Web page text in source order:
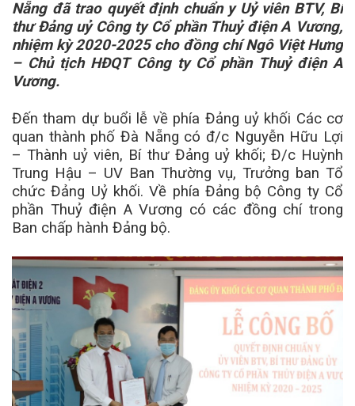
Nẵng đã trao quyết định chuẩn y Uỷ viên BTV, Bí
thư Đảng uỷ Công ty Cổ phần Thuỷ điện A Vương,
nhiệm kỳ 2020-2025 cho đồng chí Ngô Việt Hưng
– Chủ tịch HĐQT Công ty Cổ phần Thuỷ điện A
Vương.
Đến tham dự buổi lễ về phía Đảng uỷ khối Các cơ
quan thành phố Đà Nẵng có đ/c Nguyễn Hữu Lợi
– Thành uỷ viên, Bí thư Đảng uỷ khối; Đ/c Huỳnh
Trung Hậu – UV Ban Thường vụ, Trưởng ban Tổ
chức Đảng Uỷ khối. Về phía Đảng bộ Công ty Cổ
phần Thuỷ điện A Vương có các đồng chí trong
Ban chấp hành Đảng bộ.